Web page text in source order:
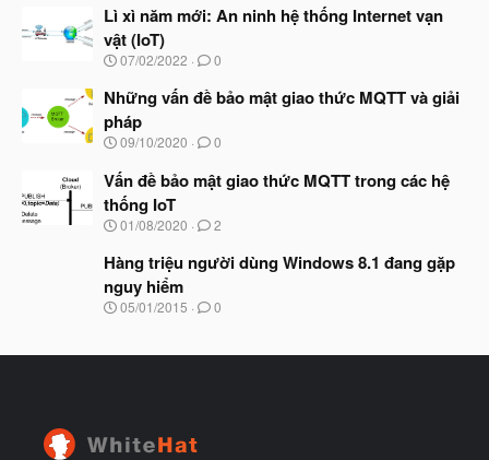
đ
ầ
u
à
b
ắ
đ
ầ
u
Lì xì năm mới: An ninh hệ thống Internet vạn
vật (IoT)
N
à
b
ắ
đ
ầ
u
07/02/2022 0
Những vấn đề bảo mật giao thức MQTT và giải
pháp
N
à
y
b
ắ
đ
ầ
u
09/10/2020 0
Vấn đề bảo mật giao thức MQTT trong các hệ
thống IoT
N
à
b
ắ
01/08/2020 2
Hàng triệu người dùng Windows 8.1 đang gặp
nguy hiểm
N
y
ầ
05/01/2015 0